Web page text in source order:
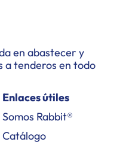
en abastecer y
a tenderos en todo
Enlaces útiles
Somos Rabbit®
Catálogo